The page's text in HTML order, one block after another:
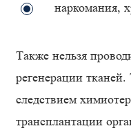
наркомания,
Также нельзя
регенерации
следствием
трансплантации